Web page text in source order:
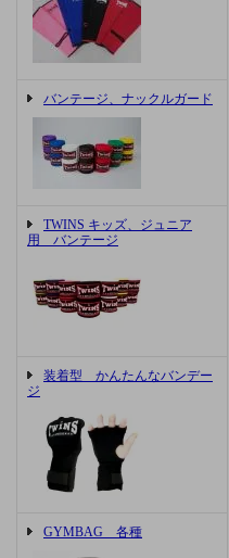
バンテージ、ナックルガード
TWINS キッズ、ジュニア
用 バンテージ
装着型 かんたんなバンデー
ジ
GYMBAG 各種